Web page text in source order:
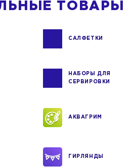
ТОВАРЫ
САЛФЕТКИ
НАБОРЫ ДЛЯ
СЕРВИРОВКИ
АКВАГРИМ
ГИРЛЯНДЫ